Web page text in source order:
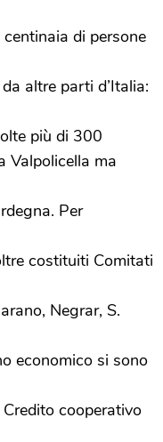
di persone
altre parti d’Italia:
più di 300
Valpolicella ma
Per
costituiti Comitati
Negrar, S.
economico si sono
cooperativo